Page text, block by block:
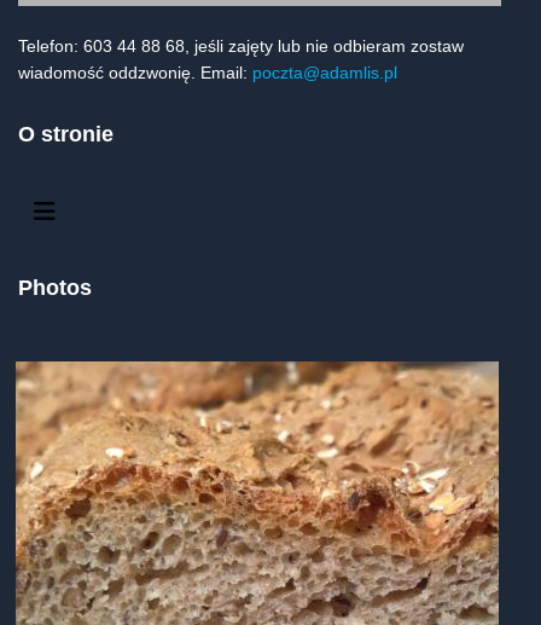
Telefon: 603 44 88 68, jeśli zajęty lub nie odbieram zostaw
wiadomość oddzwonię. Email: poczta@adamlis.pl
O stronie
Photos